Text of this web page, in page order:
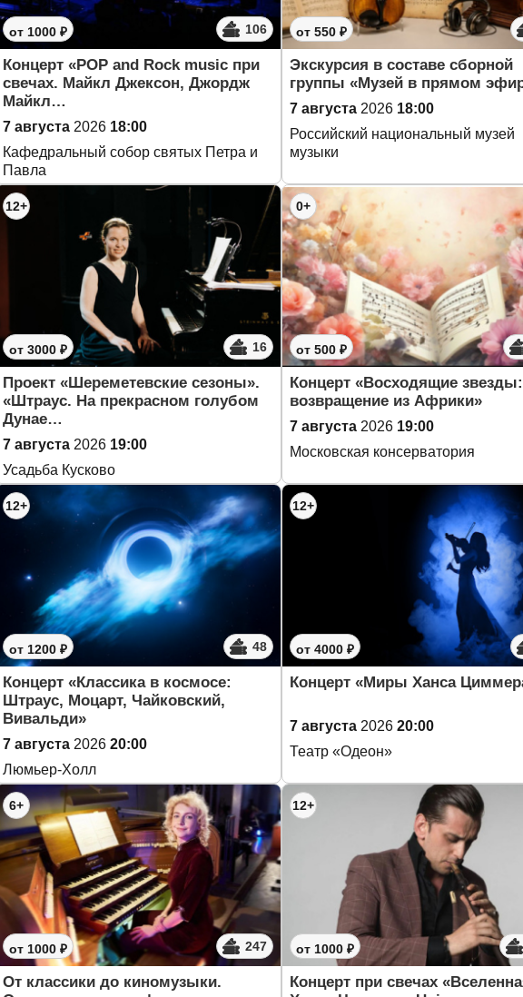
от 1000 ₽ 106
Концерт «POP and Rock music при
свечах. Майкл Джексон, Джордж
Майкл…
7 августа 2026 18:00
Кафедральный собор святых Петра и
Павла
от 550 ₽
Экскурсия в составе сборной
группы «Музей в прямом
7 августа 2026 18:00
Российский национальный музей
музыки
12+
от 3000 ₽ 16
Проект «Шереметевские сезоны».
«Штраус. На прекрасном голубом
Дунае…
7 августа 2026 19:00
Усадьба Кусково
0+
от 500 ₽
Концерт «Восходящие звезды:
возвращение из Африки»
7 августа 2026 19:00
Московская консерватория
12+
от 1200 ₽ 48
Концерт «Классика в космосе:
Штраус, Моцарт, Чайковский,
Вивальди»
7 августа 2026 20:00
Люмьер-Холл
12+
от 4000 ₽
Концерт «Миры Ханса
7 августа 2026 20:00
Театр «Одеон»
6+
от 1000 ₽ 247
От классики до киномузыки.
12+
от 1000 ₽
Концерт при свечах